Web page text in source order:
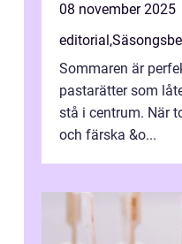
08 november 2025
editorial,
Sommaren är
pastarätter som
stå i centrum. När
och färska &o...